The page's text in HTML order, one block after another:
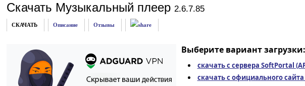
Скачать Музыкальный плеер 2.6.7.85
СКАЧАТЬ Описание Отзывы
Выберите вариант загрузки:
скачать с сервера SoftPortal
скачать с официального сайта